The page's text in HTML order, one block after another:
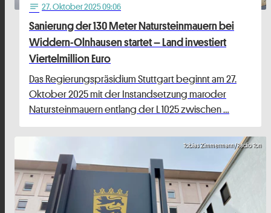
notes 27. Oktober 2025 09:06
Sanierung der 130 Meter Natursteinmauern bei
Widdern-Olnhausen startet – Land investiert
Viertelmillion Euro
Das Regierungspräsidium Stuttgart beginnt am 27.
Oktober 2025 mit der Instandsetzung maroder
Natursteinmauern entlang der L 1025 zwischen …
Tobias Zimmermann/Radio Ton